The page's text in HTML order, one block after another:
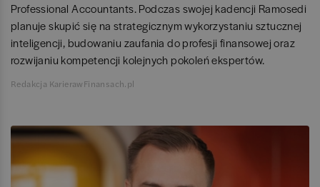
Professional Accountants. Podczas swojej kadencji Ramosedi
planuje skupić się na strategicznym wykorzystaniu sztucznej
inteligencji, budowaniu zaufania do profesji finansowej oraz
rozwijaniu kompetencji kolejnych pokoleń ekspertów.
Redakcja KarierawFinansach.pl